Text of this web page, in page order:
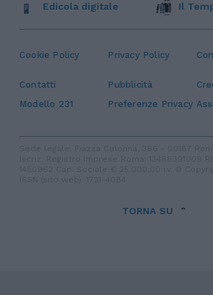
Cookie Policy Privacy Policy
Contatti Pubblicità
Modello 231
Preferenze Privacy
Edicola digitale Il
TORNA SU